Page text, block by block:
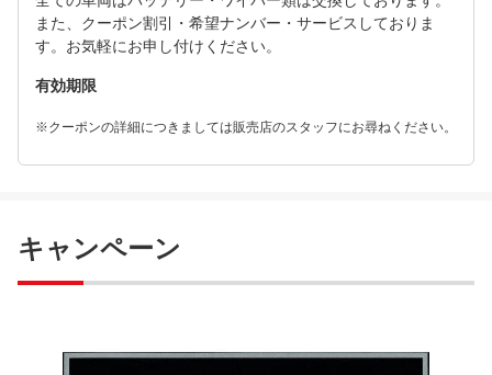
また、クーポン割引・希望ナンバー・サービスしておりま
す。お気軽にお申し付けください。
有効期限
※クーポンの詳細につきましては販売店のスタッフにお尋ねください。
キャンペーン